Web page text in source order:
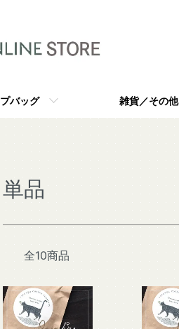
バッグ 雑貨／その他
単品
全10商品